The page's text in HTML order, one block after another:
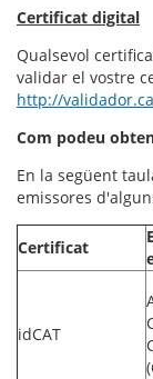
Certificat digital
Qualsevol
validar el vostre
http://
Com podeu
En la següent
emissores
Certificat
idCAT